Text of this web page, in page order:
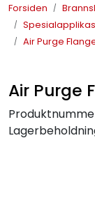
Forsiden
Air Purge
Air Purge
Lysprodukter
Maskinsikring